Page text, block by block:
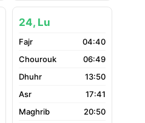
24, Lu
04:40
06:49
13:50
17:41
20:50